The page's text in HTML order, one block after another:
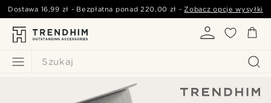
Szukaj
Dostawa 16,99 zł - Bezpłatna ponad220,00 zł -Zobacz opcje wysyłki